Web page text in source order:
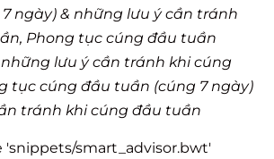
ngày) & những lưu ý cần tránh
Phong tục cúng đầu tuần
những lưu ý cần tránh khi cúng
tục cúng đầu tuần (cúng 7 ngày)
tránh khi cúng đầu tuần
'snippets/smart_advisor.bwt'